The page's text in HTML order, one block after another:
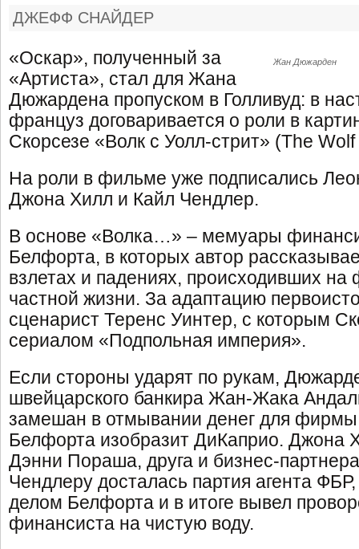
ДЖЕФФ СНАЙДЕР
Жан Дюжарден
«Оскар», полученный за
«Артиста», стал для Жана
Дюжардена пропуском в Голливуд: в
француз договаривается о роли в
Скорсезе «Волк с Уолл-стрит» (The
На роли в фильме уже подписались
Джона Хилл и Кайл Чендлер.
В основе «Волка…» – мемуары
Белфорта, в которых автор
взлетах и падениях, происходивших на
частной жизни. За адаптацию
сценарист Теренс Уинтер, с которым
сериалом «Подпольная империя».
Если стороны ударят по рукам,
швейцарского банкира Жан-Жака
замешан в отмывании денег для
Белфорта изобразит ДиКаприо. Джона
Дэнни Пораша, друга и бизнес-партнера
Чендлеру досталась партия агента
делом Белфорта и в итоге вывел
финансиста на чистую воду.